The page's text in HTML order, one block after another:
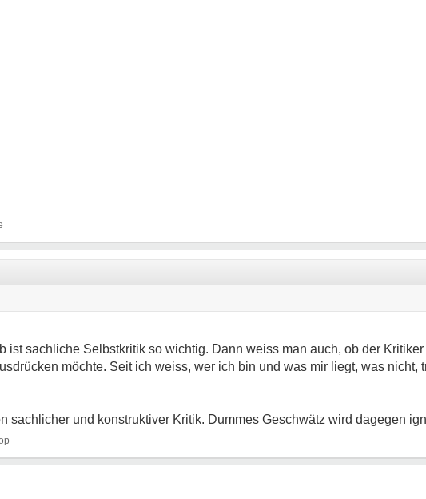
ist sachliche Selbstkritik so wichtig. Dann weiss man auch, ob der
möchte. Seit ich weiss, wer ich bin und was mir liegt, was nicht,
sachlicher und konstruktiver Kritik. Dummes Geschwätz wird dagegen